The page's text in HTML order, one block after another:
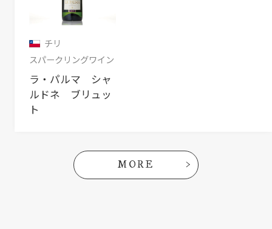
チリ
スパークリングワイン
ラ・パルマ シャ
ルドネ ブリュッ
ト
MORE